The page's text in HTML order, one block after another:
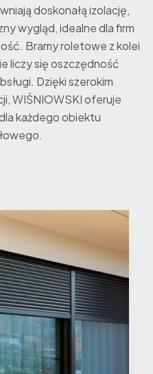
doskonałą izolację,
wygląd, idealne dla firm
Bramy roletowe z kolei
liczy się oszczędność
Dzięki szerokim
WIŚNIOWSKI oferuje
każdego obiektu